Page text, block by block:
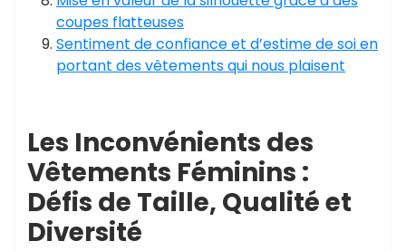
coupes flatteuses
Sentiment de confiance et d’estime de soi en
portant des vêtements qui nous plaisent
Les Inconvénients des
Vêtements Féminins :
Défis de Taille, Qualité et
Diversité